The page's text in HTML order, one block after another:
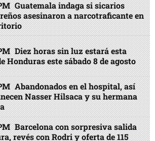
Guatemala indaga si sicarios
asesinaron a narcotraficante en
Diez horas sin luz estará esta
Honduras este sábado 8 de agosto
Abandonados en el hospital, así
Nasser Hilsaca y su hermana
Barcelona con sorpresiva salida
revés con Rodri y oferta de 115